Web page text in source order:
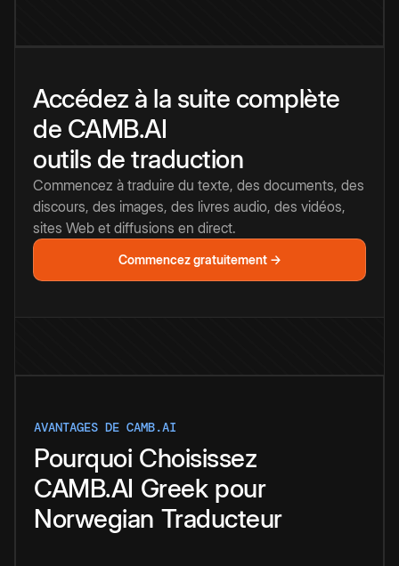
Accédez à la suite complète
de CAMB.AI
outils de traduction
Commencez à traduire du texte, des documents, des
discours, des images, des livres audio, des vidéos,
sites Web et diffusions en direct.
Commencez gratuitement →
AVANTAGES DE CAMB.AI
Pourquoi Choisissez
CAMB.AI Greek pour
Norwegian Traducteur